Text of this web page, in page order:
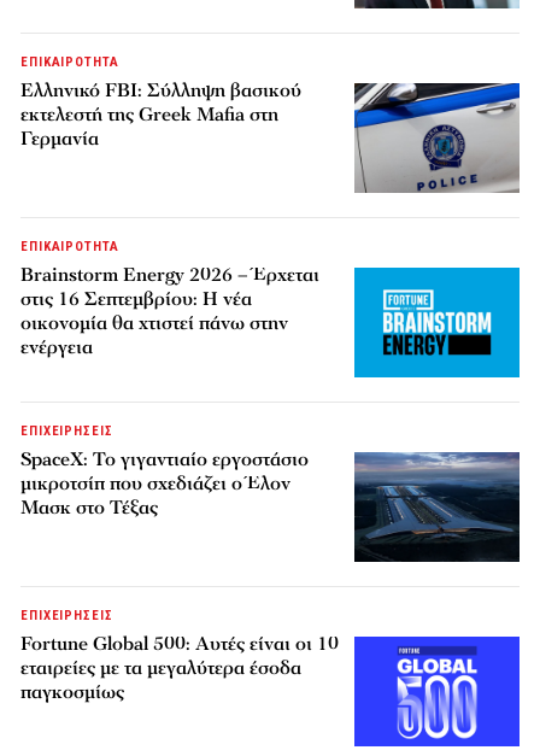
ΕΠΙΚΑΙΡΟΤΗΤΑ
Ελληνικό FBI: Σύλληψη βασικού
εκτελεστή της Greek Mafia στη
Γερμανία
ΕΠΙΚΑΙΡΟΤΗΤΑ
Brainstorm Energy 2026 – Έρχεται
στις 16 Σεπτεμβρίου: Η νέα
οικονομία θα χτιστεί πάνω στην
ενέργεια
ΕΠΙΧΕΙΡΗΣΕΙΣ
SpaceX: Το γιγαντιαίο εργοστάσιο
μικροτσίπ που σχεδιάζει ο Έλον
Μασκ στο Τέξας
ΕΠΙΧΕΙΡΗΣΕΙΣ
Fortune Global 500: Αυτές είναι οι 10
εταιρείες με τα μεγαλύτερα έσοδα
παγκοσμίως